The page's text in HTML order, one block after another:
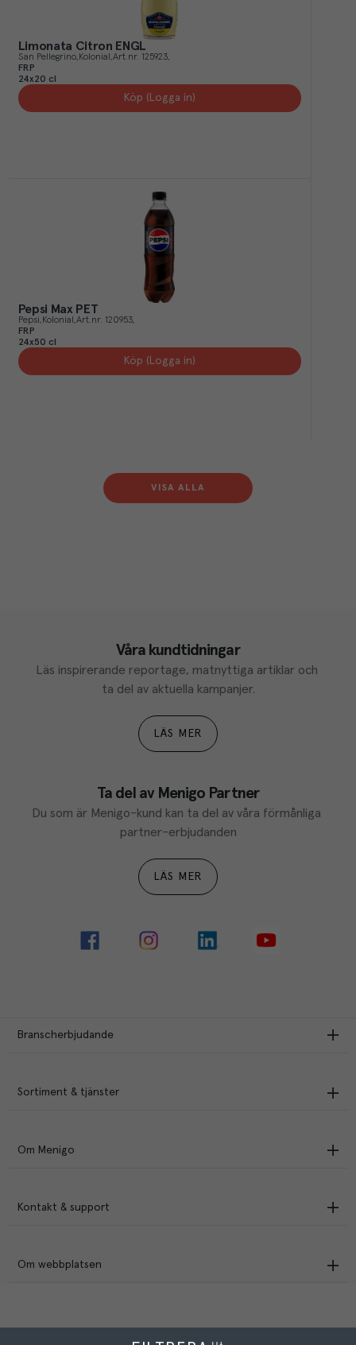
Limonata Citron ENGL
San Pellegrino Kolonial Art.nr. 125923
FRP
24x20 cl
Köp (Logga in)
Pepsi Max PET
Pepsi Kolonial Art.nr. 120953
FRP
24x50 cl
Köp (Logga in)
VISA ALLA
Våra kundtidningar
Läs inspirerande reportage, matnyttiga artiklar och
ta del av aktuella kampanjer.
LÄS MER
Ta del av Menigo Partner
Du som är Menigo-kund kan ta del av våra förmånliga
partner-erbjudanden
LÄS MER
Branscherbjudande
Sortiment & tjänster
Om Menigo
Kontakt & support
Om webbplatsen